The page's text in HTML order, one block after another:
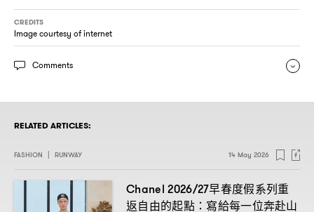
CREDITS
Image courtesy of internet
Comments
RELATED ARTICLES:
FASHION RUNWAY 14 May 2026
Chanel 2026/27早春度假系列重
返自由的起點： 寫給每一位奔赴山